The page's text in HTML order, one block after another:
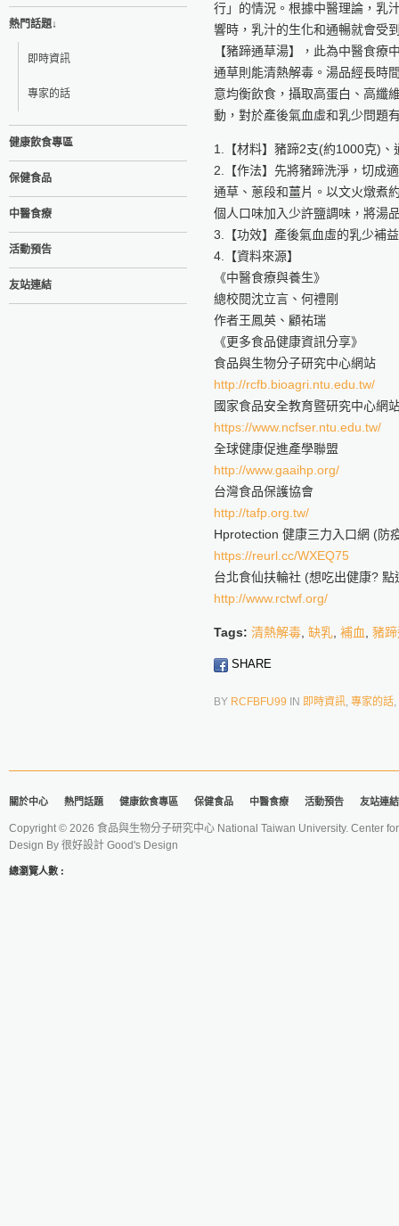
熱門話題↓
即時資訊
專家的話
健康飲食專區
保健食品
中醫食療
活動預告
友站連結
行」的情況。根據中醫理論，乳
響時，乳汁的生化和通暢就會受
【豬蹄通草湯】，此為中醫食療
通草則能清熱解毒。湯品經長時
意均衡飲食，攝取高蛋白、高纖
動，對於產後氣血虛和乳少問題
1.【材料】豬蹄2支(約1000克)、
2.【作法】先將豬蹄洗淨，切成
通草、蔥段和薑片。以文火燉煮
個人口味加入少許鹽調味，將湯
3.【功效】產後氣血虛的乳少補
4.【資料來源】
《中醫食療與養生》
總校閱沈立言、何禮剛
作者王鳳英、顧祐瑞
《更多食品健康資訊分享》
食品與生物分子研究中心網站
http://rcfb.bioagri.ntu.edu.tw/
國家食品安全教育暨研究中心網
https://www.ncfser.ntu.edu.tw/
全球健康促進產學聯盟
http://www.gaaihp.org/
台灣食品保護協會
http://tafp.org.tw/
Hprotection 健康三力入口網 (防
https://reurl.cc/WXEQ75
台北食仙扶輪社 (想吃出健康? 點
http://www.rctwf.org/
Tags: 清熱解毒, 缺乳, 補血, 豬
SHARE
BY RCFBFU99 IN 即時資訊, 專家的話,
關於中心 熱門話題 健康飲食專區 保健食品 中醫食療 活動預告 友站連結
Copyright © 2026 食品與生物分子研究中心 National Taiwan University. Center
Design By 很好設計 Good's Design
總瀏覽人數 :